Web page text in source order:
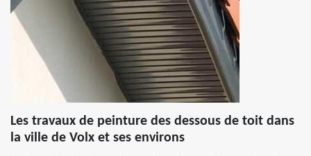
Les travaux de peinture des dessous de toit dans
la ville de Volx et ses environs